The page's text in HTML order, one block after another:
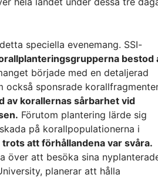
speciella evenemang. SSI-
bestod
började med en detaljerad
också sponsrade
av korallernas sårbarhet vid
Förutom plantering lärde sig
på korallpopulationerna i
att förhållandena var svåra.
över att besöka sina
planerar att hålla